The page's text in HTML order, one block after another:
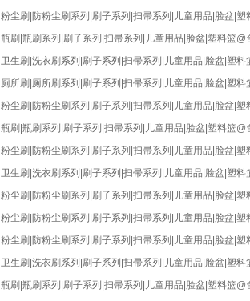
粉尘刷|防粉尘刷系列|刷子系列|扫帚系列|儿童用品|脸盆|
瓶刷|瓶刷系列|刷子系列|扫帚系列|儿童用品|脸盆|塑料篮
卫生刷|洗衣刷系列|刷子系列|扫帚系列|儿童用品|脸盆|塑
厕所刷|厕所刷系列|刷子系列|扫帚系列|儿童用品|脸盆|塑
粉尘刷|防粉尘刷系列|刷子系列|扫帚系列|儿童用品|脸盆|
瓶刷|瓶刷系列|刷子系列|扫帚系列|儿童用品|脸盆|塑料篮
粉尘刷|防粉尘刷系列|刷子系列|扫帚系列|儿童用品|脸盆|
卫生刷|洗衣刷系列|刷子系列|扫帚系列|儿童用品|脸盆|塑
粉尘刷|防粉尘刷系列|刷子系列|扫帚系列|儿童用品|脸盆|
粉尘刷|防粉尘刷系列|刷子系列|扫帚系列|儿童用品|脸盆|
粉尘刷|防粉尘刷系列|刷子系列|扫帚系列|儿童用品|脸盆|
卫生刷|洗衣刷系列|刷子系列|扫帚系列|儿童用品|脸盆|塑
瓶刷|瓶刷系列|刷子系列|扫帚系列|儿童用品|脸盆|塑料篮